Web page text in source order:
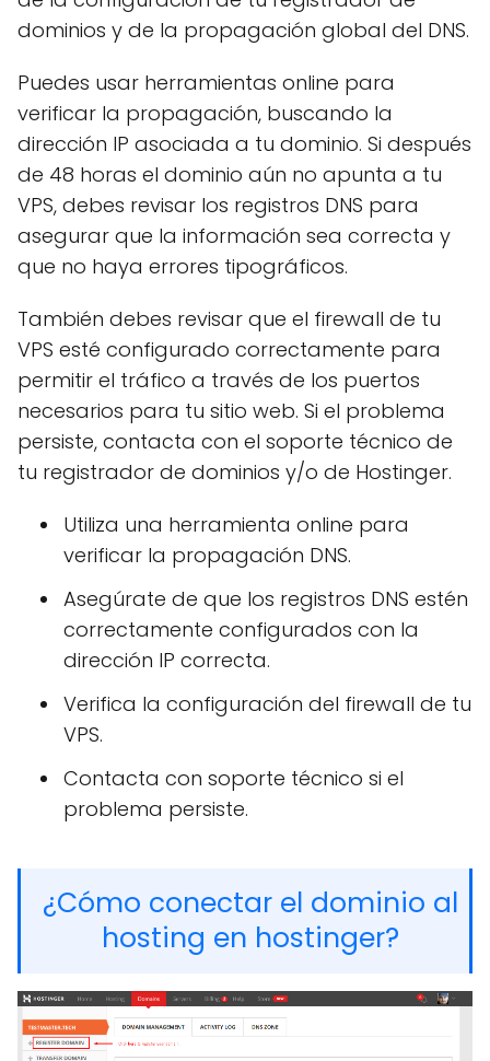
dominios y de la propagación global del DNS.
Puedes usar herramientas online para
verificar la propagación, buscando la
dirección IP asociada a tu dominio. Si después
de 48 horas el dominio aún no apunta a tu
VPS, debes revisar los registros DNS para
asegurar que la información sea correcta y
que no haya errores tipográficos.
También debes revisar que el firewall de tu
VPS esté configurado correctamente para
permitir el tráfico a través de los puertos
necesarios para tu sitio web. Si el problema
persiste, contacta con el soporte técnico de
tu registrador de dominios y/o de Hostinger.
Utiliza una herramienta online para
verificar la propagación DNS.
Asegúrate de que los registros DNS estén
correctamente configurados con la
dirección IP correcta.
Verifica la configuración del firewall de tu
VPS.
Contacta con soporte técnico si el
problema persiste.
¿Cómo conectar el dominio al
hosting en hostinger?